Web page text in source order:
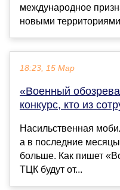
международное
новыми
18:23, 15 Мар
«Военный
конкурс, кто из
Насильственная
а в последние
больше. Как пишет
ТЦК будут от...